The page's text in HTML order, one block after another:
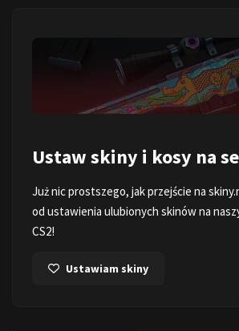
Ustaw skiny i kosy na
Już nic prostszego, jak przejście na
od ustawienia ulubionych skinów na
CS2!
Ustawiam skiny